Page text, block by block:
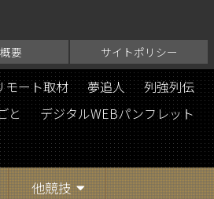
要 サイトポリシー
モート取材 夢追人
列強列伝
と
デジタルWEBパンフレット
他競技